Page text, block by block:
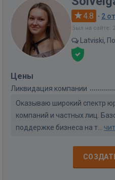
4.8 · 2
Был на сайте:
Latviski,
Цены
Ликвидация компании
Оказываю широкий спектр
компаний и частных лиц.
поддержке бизнеса на т...